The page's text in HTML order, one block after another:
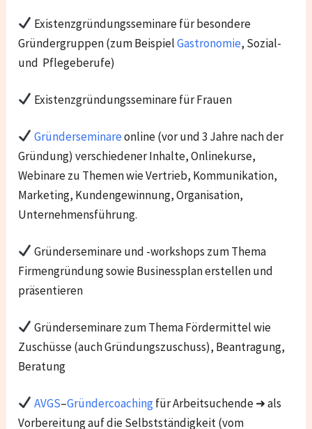
Existenzgründungsseminare für besondere
Gründergruppen (zum BeispielGastronomie, Sozial-
und Pflegeberufe)
Existenzgründungsseminare für Frauen
Gründerseminareonline (vor und 3 Jahre nach der
Gründung) verschiedener Inhalte, Onlinekurse,
Webinare zu Themen wie Vertrieb, Kommunikation,
Marketing, Kundengewinnung, Organisation,
Unternehmensführung.
Gründerseminare und -workshops zum Thema
Firmengründung sowie Businessplan erstellen und
präsentieren
Gründerseminare zum Thema Fördermittel wie
Zuschüsse (auch Gründungszuschuss), Beantragung,
Beratung
AVGS–Gründercoachingfür Arbeitsuchende ➜ als
Vorbereitung auf die Selbstständigkeit (vom